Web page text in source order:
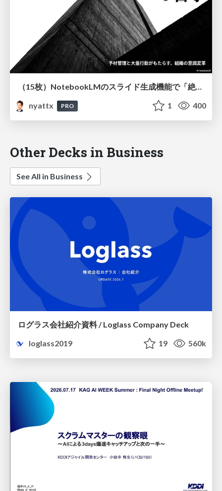
（15枚）NotebookLMのスライド生成機能で「絶対達成」「予材管理」「大量行動」の重要性を解説してもらう
nyattx
PRO 1 400
Other Decks in Business
See All in Business
ログラス会社紹介資料 / Loglass Company Deck
loglass2019
19 560k